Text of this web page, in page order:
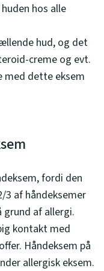
hos alle
hud, og det
creme og evt.
med dette eksem
fordi den
af håndeksemer
af allergi.
kontakt med
Håndeksem på
allergisk eksem.